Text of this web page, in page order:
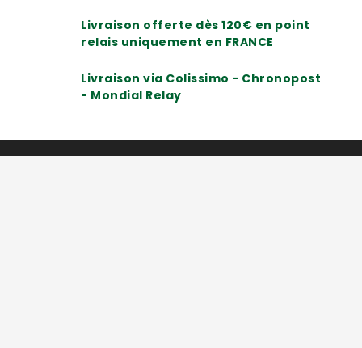
Livraison offerte dès 120€ en point
relais uniquement en FRANCE
Livraison via Colissimo - Chronopost
- Mondial Relay